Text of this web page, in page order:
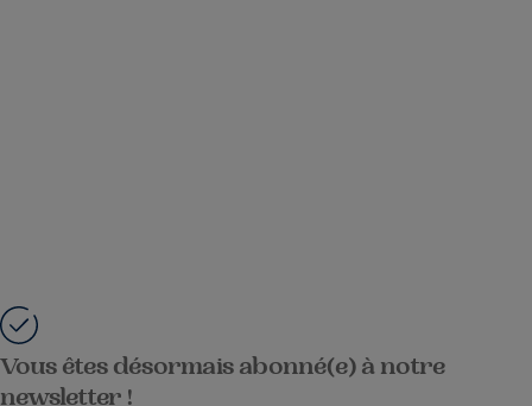
Vous êtes désormais abonné(e) à notre
newsletter !